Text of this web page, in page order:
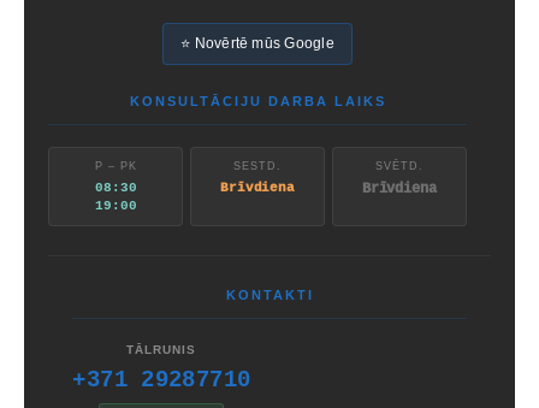
⭐ Novērtē mūs Google
KONSULTĀCIJU DARBA LAIKS
P – PK
08:30
19:00
SESTD.
Brīvdiena
SVĒTD.
Brīvdiena
KONTAKTI
TĀLRUNIS
+371 29287710